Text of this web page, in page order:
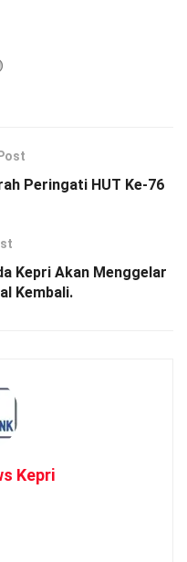
Peringati HUT Ke-76
Kepri Akan Menggelar
Kembali.
Kepri